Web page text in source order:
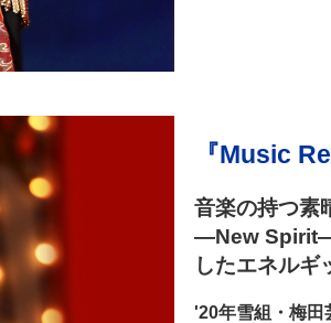
『Music
音楽の持つ素
―New Spirit―
したエネルギ
'20年雪組・梅田